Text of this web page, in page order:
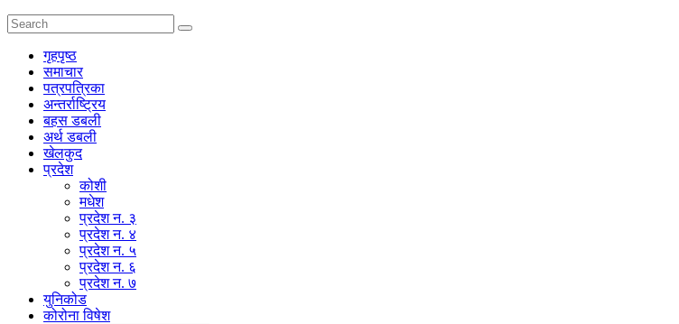
गृहपृष्‍ठ
समाचार
पत्रपत्रिका
अन्तर्राष्ट्रिय
बहस डबली
अर्थ डबली
खेलकुद
प्रदेश
कोशी
मधेश
प्रदेश न. ३
प्रदेश न. ४
प्रदेश न. ५
प्रदेश न. ६
प्रदेश न. ७
युनिकोड
कोरोना विषेश